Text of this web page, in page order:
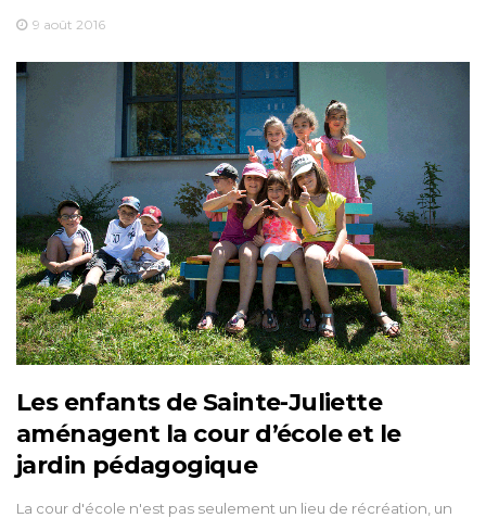
9 août 2016
Les enfants de Sainte-Juliette
aménagent la cour d’école et le
jardin pédagogique
La cour d'école n'est pas seulement un lieu de récréation, un